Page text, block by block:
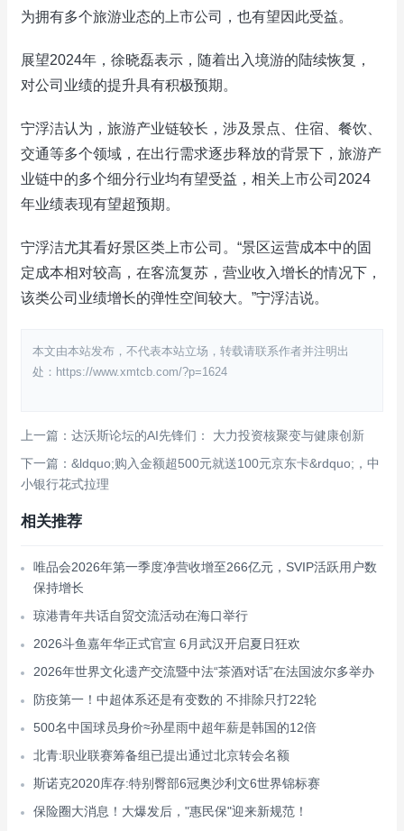
为拥有多个旅游业态的上市公司，也有望因此受益。
展望2024年，徐晓磊表示，随着出入境游的陆续恢复，
对公司业绩的提升具有积极预期。
宁浮洁认为，旅游产业链较长，涉及景点、住宿、餐饮、
交通等多个领域，在出行需求逐步释放的背景下，旅游产
业链中的多个细分行业均有望受益，相关上市公司2024
年业绩表现有望超预期。
宁浮洁尤其看好景区类上市公司。“景区运营成本中的固
定成本相对较高，在客流复苏，营业收入增长的情况下，
该类公司业绩增长的弹性空间较大。”宁浮洁说。
本文由本站发布，不代表本站立场，转载请联系作者并注明出
处：https://www.xmtcb.com/?p=1624
上一篇：达沃斯论坛的AI先锋们： 大力投资核聚变与健康创新
下一篇：&ldquo;购入金额超500元就送100元京东卡&rdquo;，中
小银行花式拉理
相关推荐
唯品会2026年第一季度净营收增至266亿元，SVIP活跃用户数
保持增长
琼港青年共话自贸交流活动在海口举行
2026斗鱼嘉年华正式官宣 6月武汉开启夏日狂欢
2026年世界文化遗产交流暨中法“茶酒对话”在法国波尔多举办
防疫第一！中超体系还是有变数的 不排除只打22轮
500名中国球员身价≈孙星雨中超年薪是韩国的12倍
北青:职业联赛筹备组已提出通过北京转会名额
斯诺克2020库存:特别臀部6冠奥沙利文6世界锦标赛
保险圈大消息！大爆发后，"惠民保"迎来新规范！